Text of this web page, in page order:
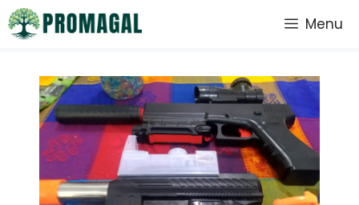
Saltar
al
Menu